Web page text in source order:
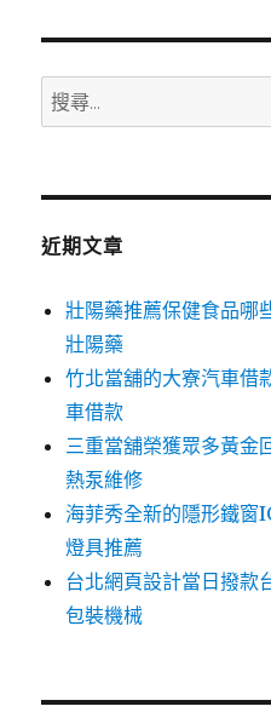
搜
尋
鍵
近期文章
壯陽藥推薦保健食品哪
壯陽藥
竹北當舖的大寮汽車借
車借款
三重當舖榮獲眾多黃金
熱泵維修
海菲秀全新的隱形鐵窗
燈具推薦
台北網頁設計當日撥
包裝機械